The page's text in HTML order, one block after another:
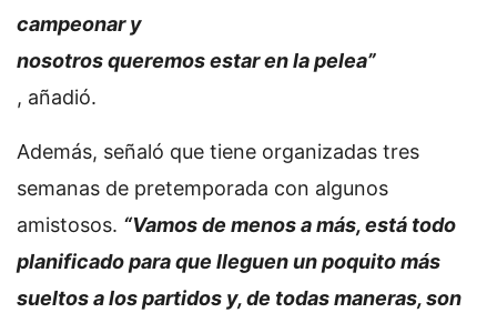
campeonar y
nosotros queremos estar en la pelea”
, añadió.
Además, señaló que tiene organizadas tres
semanas de pretemporada con algunos
amistosos. “Vamos de menos a más, está todo
planificado para que lleguen un poquito más
sueltos a los partidos y, de todas maneras, son